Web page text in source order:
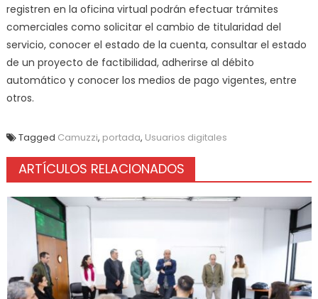
registren en la oficina virtual podrán efectuar trámites
comerciales como solicitar el cambio de titularidad del
servicio, conocer el estado de la cuenta, consultar el estado
de un proyecto de factibilidad, adherirse al débito
automático y conocer los medios de pago vigentes, entre
otros.
Tagged Camuzzi, portada, Usuarios digitales
ARTÍCULOS RELACIONADOS